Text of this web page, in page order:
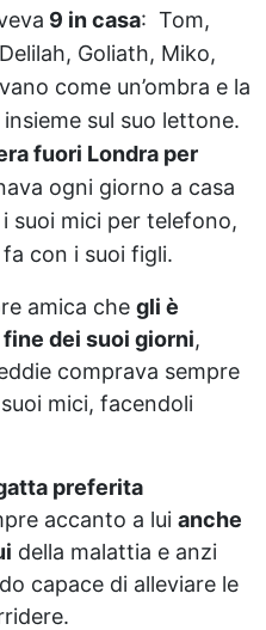
9 in casa: Tom,
Goliath, Miko,
come un’ombra e la
sul suo lettone.
fuori Londra per
ogni giorno a casa
suoi mici per telefono,
con i suoi figli.
amica che gli è
dei suoi giorni,
comprava sempre
mici, facendoli
preferita
accanto a lui anche
della malattia e anzi
capace di alleviare le